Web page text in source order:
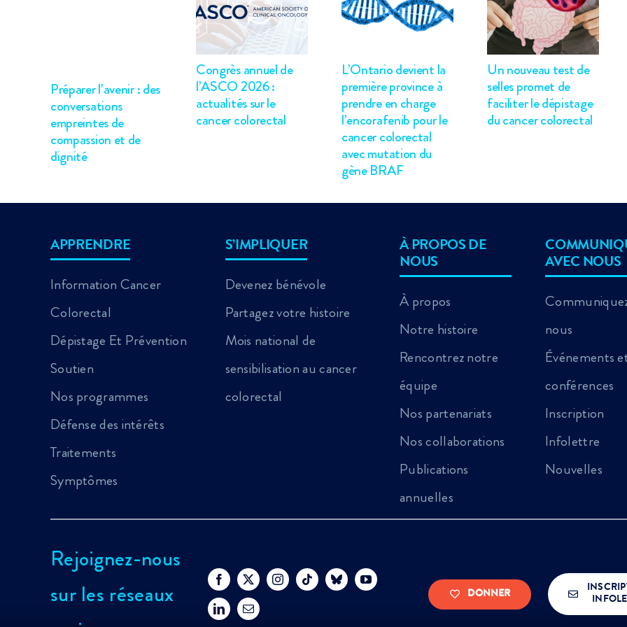
Préparer l’avenir : des
conversations
empreintes de
compassion et de
dignité
Congrès annuel de
l’ASCO 2026 :
actualités sur le
cancer colorectal
L’Ontario devient la
première province à
prendre en charge
l’encorafenib pour le
cancer colorectal
avec mutation du
gène BRAF
Un nouveau test de
selles promet de
faciliter le dépistage
du cancer colorectal
APPRENDRE
Information Cancer
Colorectal
Dépistage Et Prévention
Soutien
Nos programmes
Défense des intérêts
Traitements
Symptômes
S’IMPLIQUER
Devenez bénévole
Partagez votre histoire
Mois national de
sensibilisation au cancer
colorectal
À PROPOS DE
NOUS
À propos
Notre histoire
Rencontrez notre
équipe
Nos partenariats
Nos collaborations
Publications
annuelles
AVEC NOUS
nous
Événements
conférences
Inscription
Infolettre
Nouvelles
Rejoignez-nous
sur les réseaux
DONNER